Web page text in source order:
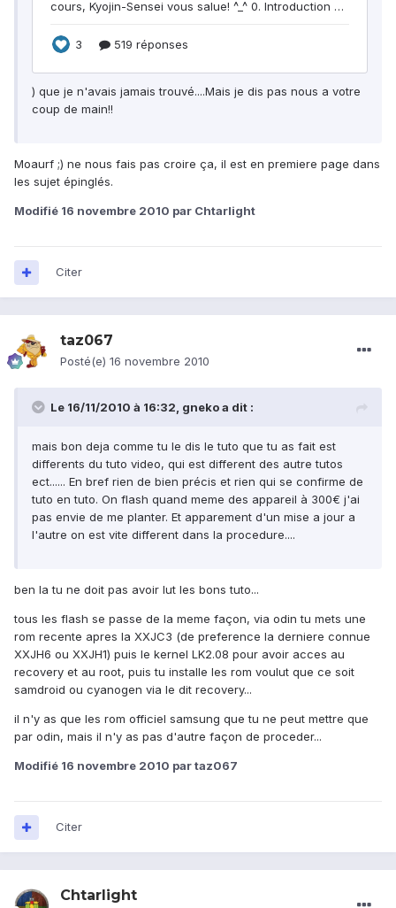
) que je n'avais jamais trouvé....Mais je dis pas nous a votre
coup de main!!
Moaurf ;) ne nous fais pas croire ça, il est en premiere page dans
les sujet épinglés.
Modifié 16 novembre 2010 par Chtarlight
Citer
taz067
Posté(e) 16 novembre 2010
Le 16/11/2010 à 16:32, gneko a dit :
mais bon deja comme tu le dis le tuto que tu as fait est
differents du tuto video, qui est different des autre tutos
ect...... En bref rien de bien précis et rien qui se confirme de
tuto en tuto. On flash quand meme des appareil à 300€ j'ai
pas envie de me planter. Et apparement d'un mise a jour a
l'autre on est vite different dans la procedure....
ben la tu ne doit pas avoir lut les bons tuto...
tous les flash se passe de la meme façon, via odin tu mets une
rom recente apres la XXJC3 (de preference la derniere connue
XXJH6 ou XXJH1) puis le kernel LK2.08 pour avoir acces au
recovery et au root, puis tu installe les rom voulut que ce soit
samdroid ou cyanogen via le dit recovery...
il n'y as que les rom officiel samsung que tu ne peut mettre que
par odin, mais il n'y as pas d'autre façon de proceder...
Modifié 16 novembre 2010 par taz067
Citer
Chtarlight